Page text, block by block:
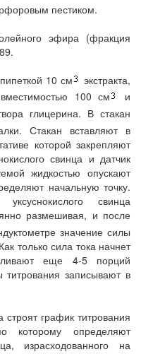
пестиком.
эфира (фракция
10 см
экстракта,
100 см
и
глицерина. В стакан
Стакан вставляют в
которой закрепляют
свинца и датчик
жидкостью опускают
начальную точку.
свинца
размешивая, и после
значение силы
только сила тока начнет
еще 4-5 порций
титрования записывают в
график титрования
которому определяют
израсходованного на